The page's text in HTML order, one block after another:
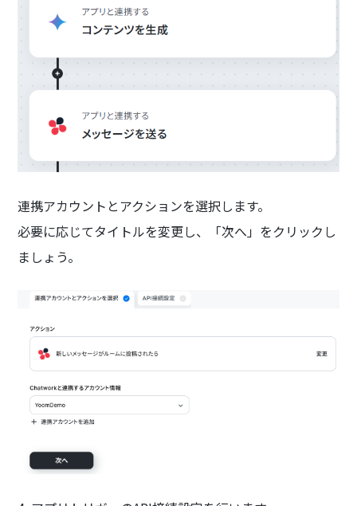
連携アカウントとアクションを選択します。
必要に応じてタイトルを変更し、「次へ」をクリックし
ましょう。